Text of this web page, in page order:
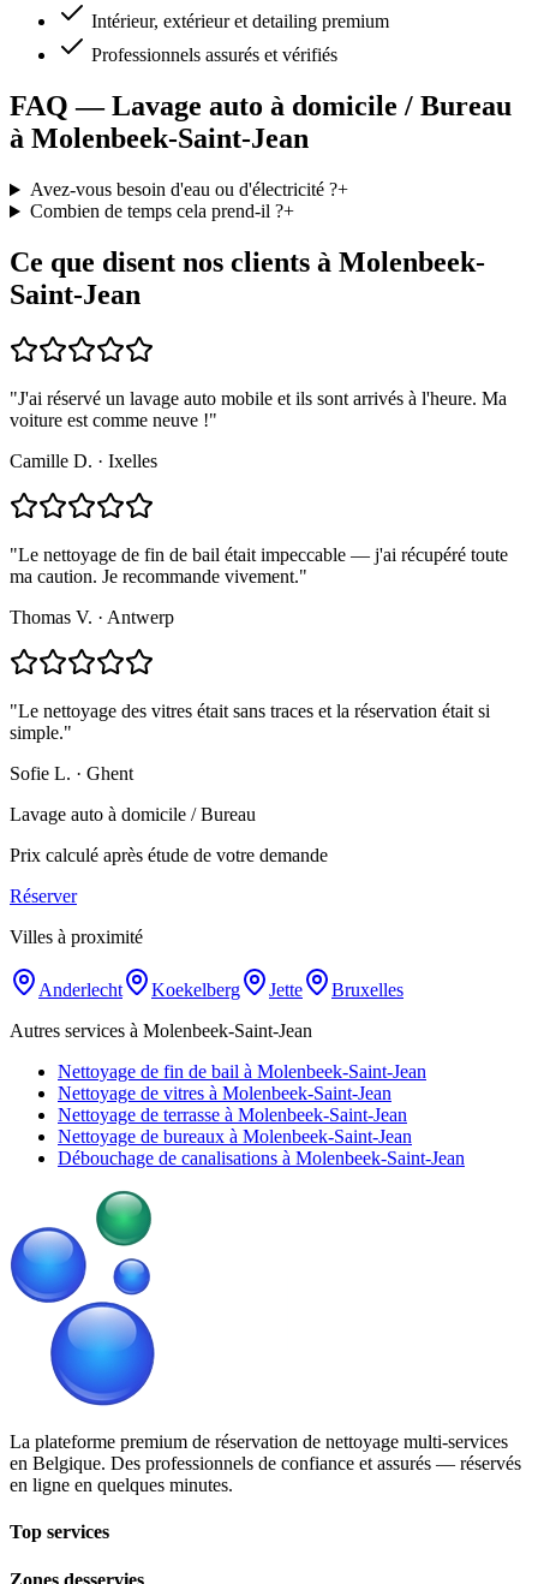
Intérieur, extérieur et detailing premium
Professionnels assurés et vérifiés
FAQ — Lavage auto à domicile / Bureau
à Molenbeek-Saint-Jean
Avez-vous besoin d'eau ou d'électricité ?+
Combien de temps cela prend-il ?+
Ce que disent nos clients à Molenbeek-
Saint-Jean
"J'ai réservé un lavage auto mobile et ils sont arrivés à l'heure. Ma
voiture est comme neuve !"
Camille D. · Ixelles
"Le nettoyage de fin de bail était impeccable — j'ai récupéré toute
ma caution. Je recommande vivement."
Thomas V. · Antwerp
"Le nettoyage des vitres était sans traces et la réservation était si
simple."
Sofie L. · Ghent
Lavage auto à domicile / Bureau
Prix calculé après étude de votre demande
Réserver
Villes à proximité
Anderlecht Koekelberg Jette
Bruxelles
Autres services à Molenbeek-Saint-Jean
Nettoyage de fin de bail à Molenbeek-Saint-Jean
Nettoyage de vitres à Molenbeek-Saint-Jean
Nettoyage de terrasse à Molenbeek-Saint-Jean
Nettoyage de bureaux à Molenbeek-Saint-Jean
Débouchage de canalisations à Molenbeek-Saint-Jean
La plateforme premium de réservation de nettoyage multi-services
en Belgique. Des professionnels de confiance et assurés — réservés
en ligne en quelques minutes.
Top services
Zones desservies